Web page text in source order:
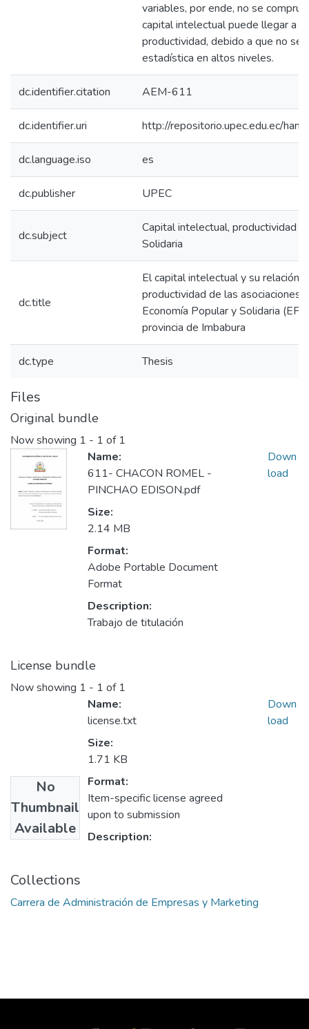
variables, por ende, no se
capital intelectual puede llegar a
productividad, debido a que no se
estadística en altos niveles.
dc.identifier.citation AEM-611
dc.identifier.uri http://repositorio.upec.edu.ec/
dc.language.iso es
dc.publisher UPEC
dc.subject
Capital intelectual, productividad y
Solidaria
dc.title
El capital intelectual y su relación
productividad de las asociaciones
Economía Popular y Solidaria
provincia de Imbabura
dc.type Thesis
Files
Original bundle
Now showing 1 - 1 of 1
Name:
611- CHACON ROMEL -
PINCHAO EDISON.pdf
Size:
2.14 MB
Format:
Adobe Portable Document
Format
Description:
Trabajo de titulación
Down
load
License bundle
Now showing 1 - 1 of 1
No
Thumbnail
Available
Name:
license.txt
Size:
1.71 KB
Format:
Item-specific license agreed
upon to submission
Description:
Down
load
Collections
Carrera de Administración de Empresas y Marketing